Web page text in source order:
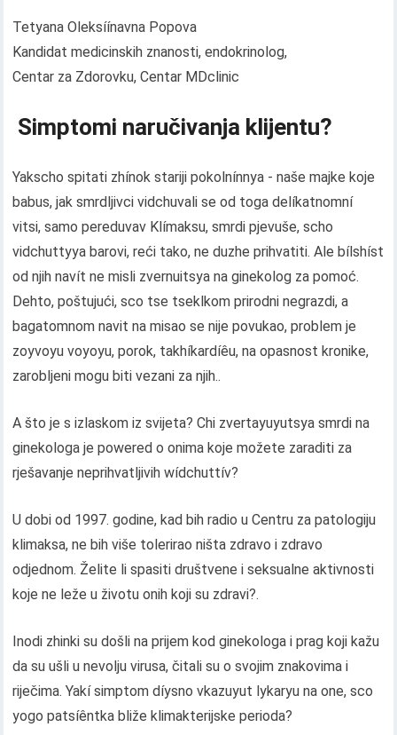
Tetyana Oleksíínavna Popova
Kandidat medicinskih znanosti, endokrinolog,
Centar za Zdorovku, Centar MDclinic
Simptomi naručivanja klijentu?
Yakscho spitati zhínok stariji pokolnínnya - naše majke koje
babus, jak smrdljivci vidchuvali se od toga delíkatnomní
vitsi, samo pereduvav Klímaksu, smrdi pjevuše, scho
vidchuttyya barovi, reći tako, ne duzhe prihvatiti. Ale bílshíst
od njih navít ne misli zvernuitsya na ginekolog za pomoć.
Dehto, poštujući, sco tse tseklkom prirodni negrazdi, a
bagatomnom navit na misao se nije povukao, problem je
zoyvoyu voyoyu, porok, takhíkardíêu, na opasnost kronike,
zarobljeni mogu biti vezani za njih..
A što je s izlaskom iz svijeta? Chi zvertayuyutsya smrdi na
ginekologa je powered o onima koje možete zaraditi za
rješavanje neprihvatljivih wídchuttív?
U dobi od 1997. godine, kad bih radio u Centru za patologiju
klimaksa, ne bih više tolerirao ništa zdravo i zdravo
odjednom. Želite li spasiti društvene i seksualne aktivnosti
koje ne leže u životu onih koji su zdravi?.
Inodi zhinki su došli na prijem kod ginekologa i prag koji kažu
da su ušli u nevolju virusa, čitali su o svojim znakovima i
riječima. Yakí simptom díysno vkazuyut lykaryu na one, sco
yogo patsíêntka bliže klimakterijske perioda?